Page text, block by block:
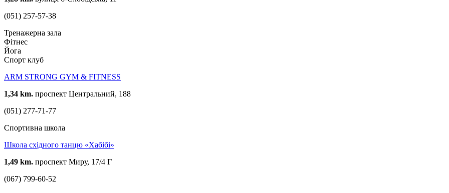
(051) 257-57-38
Тренажерна зала
Фітнес
Йога
Спорт клуб
ARM STRONG GYM & FITNESS
1,34 km. проспект Центральний, 188
(051) 277-71-77
Спортивна школа
Школа східного танцю «Хабібі»
1,49 km. проспект Миру, 17/4 Г
(067) 799-60-52